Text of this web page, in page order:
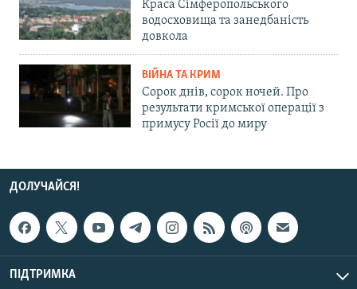
Краса Сімферопольського
водосховища та занедбаність
довкола
ВІЙНА ТА КРИМ
Сорок днів, сорок ночей. Про
результати кримської операції з
примусу Росії до миру
ДОЛУЧАЙСЯ!
ПІДТРИМКА